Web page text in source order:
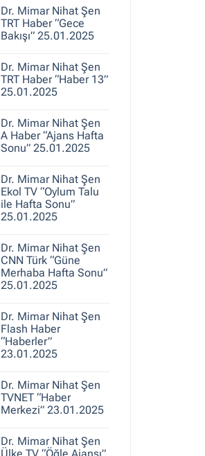
Haber”
30.10.2025
“Türkiye’de
Kentsel
Dönüşüm
‘Bina
Karıştırılıyor”
Dr. Mimar Nihat Şen
TRT Haber “Gece
Bakışı” 25.01.2025
Dr.
Mimar
Nihat
Şen
“Gece
Bakışı”
25.01.2025
Dr. Mimar Nihat Şen
TRT Haber “Haber 13”
25.01.2025
Dr.
Mimar
Nihat
Şen
“Haber
13”
25.01.2025
Dr. Mimar Nihat Şen
A Haber “Ajans Hafta
Sonu” 25.01.2025
Dr.
Mimar
Nihat
Şen
A
Hafta
Sonu”
25.01.2025
Dr. Mimar Nihat Şen
Ekol TV “Oylum Talu
ile Hafta Sonu”
25.01.2025
Dr.
Mimar
Nihat
Şen
Ekol
Talu
ile
Hafta
Sonu”
25.01.2025
Dr. Mimar Nihat Şen
CNN Türk “Güne
Merhaba Hafta Sonu”
25.01.2025
Dr.
Mimar
Nihat
Şen
CNN
Merhaba
Hafta
Sonu”
25.01.2025
Dr. Mimar Nihat Şen
Flash Haber
“Haberler”
23.01.2025
Dr.
Mimar
Nihat
Şen
“Haberler”
23.01.2025
Dr. Mimar Nihat Şen
TVNET “Haber
Merkezi” 23.01.2025
Dr.
Mimar
Dr. Mimar Nihat Şen